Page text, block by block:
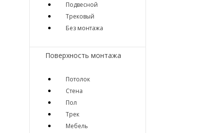
Подвесной
Трековый
Без монтажа
Поверхность монтажа
Потолок
Стена
Пол
Трек
Мебель